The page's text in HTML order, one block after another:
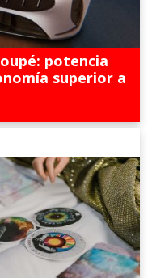
potencia
superior a